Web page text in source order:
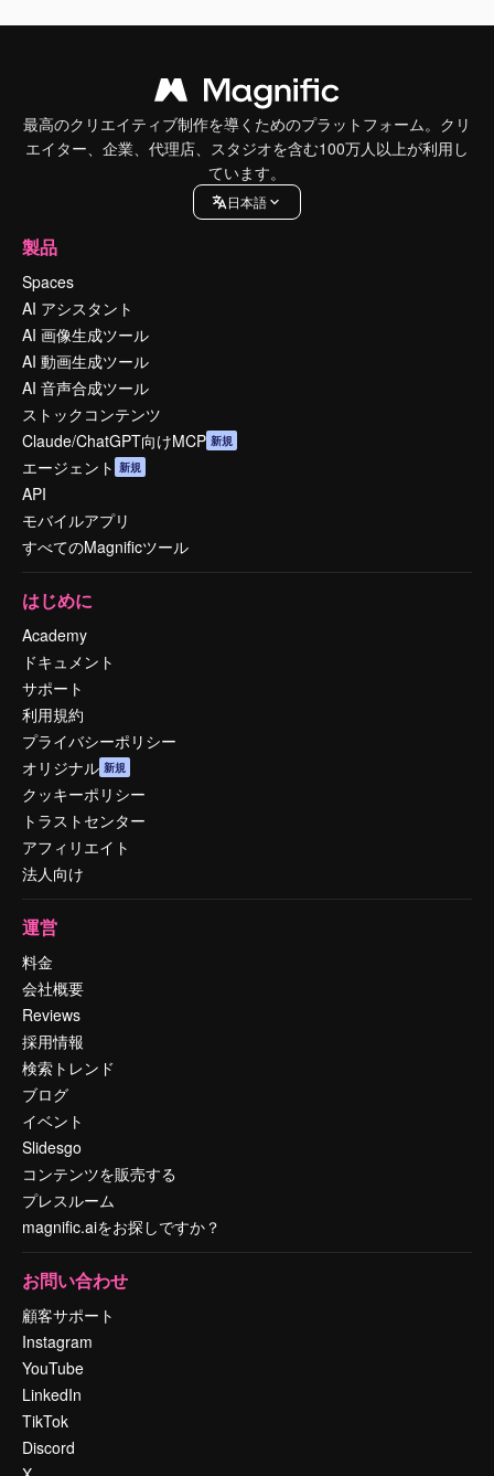
最高のクリエイティブ制作を導くためのプラットフォーム。クリ
エイター、企業、代理店、スタジオを含む100万人以上が利用し
ています。
日本語
製品
Spaces
AI アシスタント
AI 画像生成ツール
AI 動画生成ツール
AI 音声合成ツール
ストックコンテンツ
Claude/ChatGPT向けMCP 新規
エージェント 新規
API
モバイルアプリ
すべてのMagnificツール
はじめに
Academy
ドキュメント
サポート
利用規約
プライバシーポリシー
オリジナル 新規
クッキーポリシー
トラストセンター
アフィリエイト
法人向け
運営
料金
会社概要
Reviews
採用情報
検索トレンド
ブログ
イベント
Slidesgo
コンテンツを販売する
プレスルーム
magnific.aiをお探しですか？
お問い合わせ
顧客サポート
Instagram
YouTube
LinkedIn
TikTok
Discord